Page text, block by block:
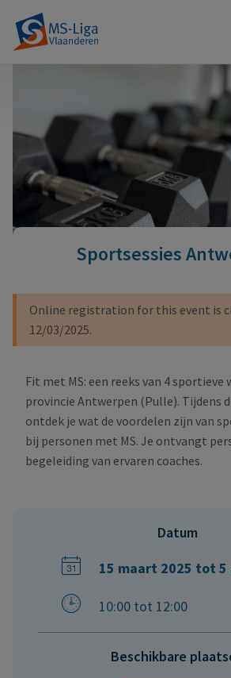
Sportsessies
Waarschuwingsbericht
Online registration for this event is
12/03/2025.
Fit met MS: een reeks van 4 sportieve
provincie Antwerpen (Pulle). Tijdens
ontdek je wat de voordelen zijn van
bij personen met MS. Je ontvangt
begeleiding van ervaren coaches.
Datum
15 maart 2025 tot 5
10:00 tot 12:00
Beschikbare